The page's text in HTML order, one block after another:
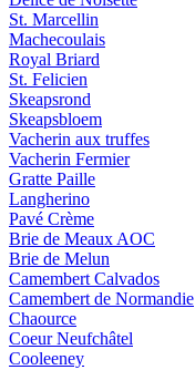
St. Marcellin
Machecoulais
Royal Briard
St. Felicien
Skeapsrond
Skeapsbloem
Vacherin aux truffes
Vacherin Fermier
Gratte Paille
Langherino
Pavé Crème
Brie de Meaux AOC
Brie de Melun
Camembert Calvados
Camembert de Normandie
Chaource
Coeur Neufchâtel
Cooleeney